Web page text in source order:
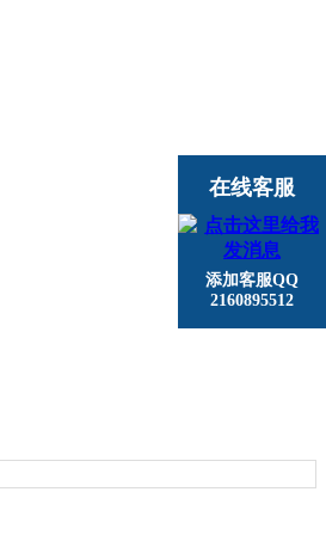
在线客服
添加客服QQ
2160895512